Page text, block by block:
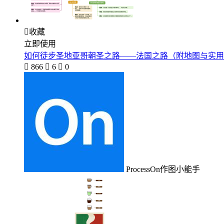
收藏
立即使用
如何徒步圣地亚哥朝圣之路——法国之路（附地图与实
 866  6  0
ProcessOn作图小能手